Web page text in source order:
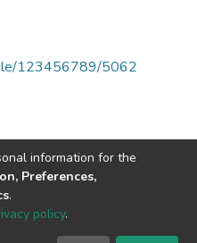
123456789/5062
© 2009-2026
information for the
Preferences,
.
policy.